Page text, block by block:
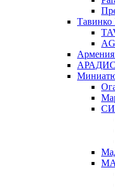
АРАДИС